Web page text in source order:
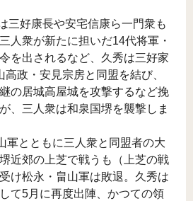
三好康長や安宅信康ら一門衆も
人衆が新たに担いだ14代将軍・
を出されるなど、久秀は三好家
政・安見宗房と同盟を結び、
の居城高屋城を攻撃するなど挽
、三人衆は和泉国堺を襲撃しま
軍とともに三人衆と同盟者の大
近郊の上芝で戦うも（上芝の戦
け松永・畠山軍は敗退。久秀は
て5月に再度出陣、かつての領